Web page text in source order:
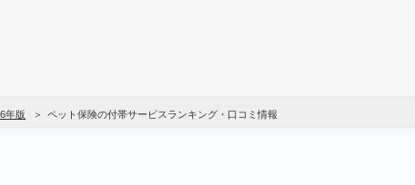
年版 ペット保険の付帯サービスランキング・口コミ情報